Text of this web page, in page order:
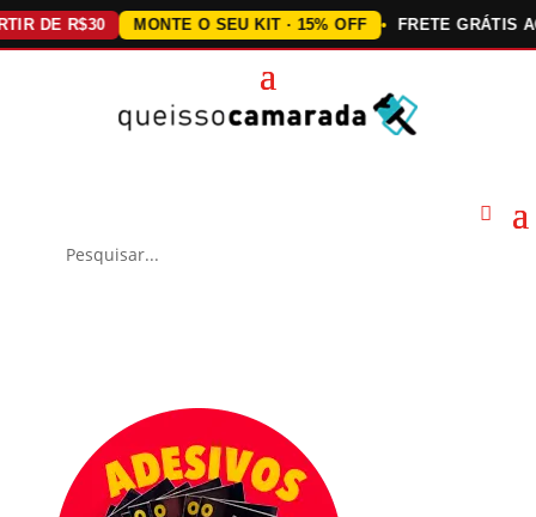
R$30 MONTE O SEU KIT · 15% OFF FRETE GRÁTIS ACIMA